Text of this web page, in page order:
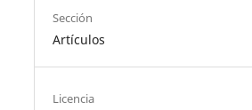
Sección
Artículos
Licencia